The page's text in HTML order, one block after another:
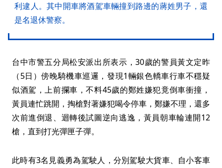
利逮人。其中開車將酒駕車輛撞到路邊的蔣姓男子，還
是名退休警察。
台中市警五分局松安派出所表示，30歲的警員黃文定昨
（5日）傍晚騎機車巡邏，發現1輛銀色轎車行車不穩疑
似酒駕，上前攔車，不料45歲的鄭姓嫌犯竟倒車衝撞，
黃員連忙跳開，掏槍對著嫌犯喝令停車，鄭嫌不理，還多
次前進倒退、迴轉後試圖逆向逃逸，黃員朝車輪連開12
槍，直到打光彈匣子彈。
此時有3名見義勇為駕駛人，分別駕駛大貨車、自小客車